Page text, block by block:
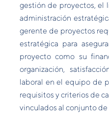
gestión de proyectos, el
administración
gerente de proyectos
estratégica para
proyecto como su
organización,
laboral en el equipo de
requisitos y criterios de
vinculados al conjunto de